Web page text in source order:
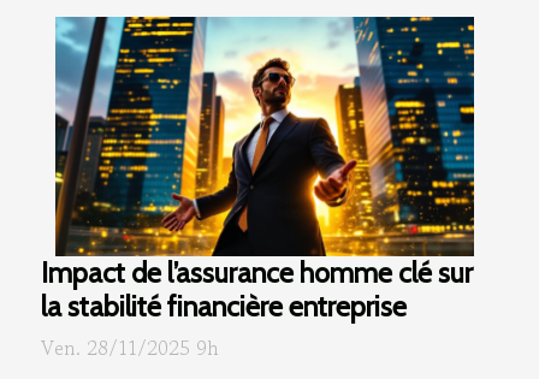
Impact de l’assurance homme clé sur
la stabilité financière entreprise
Ven. 28/11/2025 9h